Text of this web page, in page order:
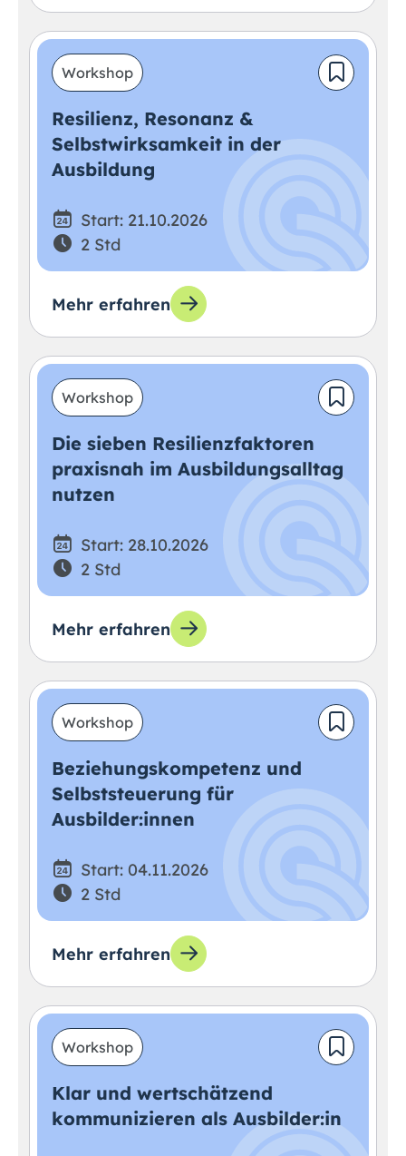
Workshop
Resilienz, Resonanz &
Selbstwirksamkeit in der
Ausbildung
Start: 21.10.2026
2 Std
Mehr erfahren
Workshop
Die sieben Resilienzfaktoren
praxisnah im Ausbildungsalltag
nutzen
Start: 28.10.2026
2 Std
Mehr erfahren
Workshop
Beziehungskompetenz und
Selbststeuerung für
Ausbilder:innen
Start: 04.11.2026
2 Std
Mehr erfahren
Workshop
Klar und wertschätzend
kommunizieren als Ausbilder:in